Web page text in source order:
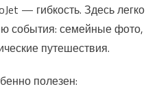
— гибкость. Здесь легко
события: семейные фото,
путешествия.
полезен: